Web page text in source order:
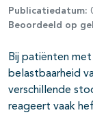
open-
open-
open-
Publicatiedatum:
Beoordeeld op
Bij patiënten met
belastbaarheid
verschillende
reageert vaak